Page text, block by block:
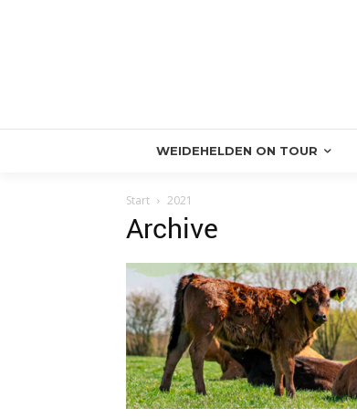
WEIDEHELDEN ON TOUR
Start 2021
Archive